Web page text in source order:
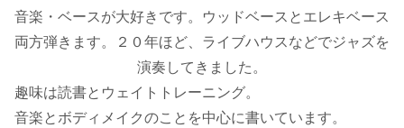
音楽・ベースが大好きです。ウッドベースとエレキベース
両方弾きます。２０年ほど、ライブハウスなどでジャズを
演奏してきました。
趣味は読書とウェイトトレーニング。
音楽とボディメイクのことを中心に書いています。